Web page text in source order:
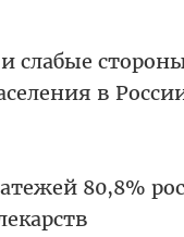
в
80,8%